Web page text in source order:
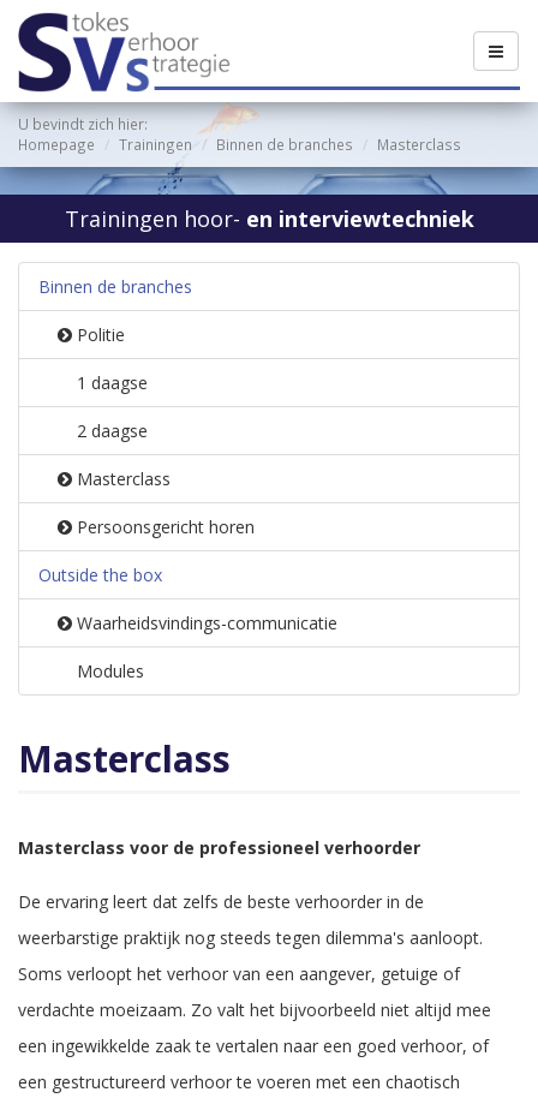
U bevindt zich hier:
Homepage
Trainingen Binnen de branches Masterclass
Trainingen hoor- en interviewtechniek
Binnen de branches
Politie
1 daagse
2 daagse
Masterclass
Persoonsgericht horen
Outside the box
Waarheidsvindings-communicatie
Modules
Masterclass
Masterclass voor de professioneel verhoorder
De ervaring leert dat zelfs de beste verhoorder in de
weerbarstige praktijk nog steeds tegen dilemma's aanloopt.
Soms verloopt het verhoor van een aangever, getuige of
verdachte moeizaam. Zo valt het bijvoorbeeld niet altijd mee
een ingewikkelde zaak te vertalen naar een goed verhoor, of
een gestructureerd verhoor te voeren met een chaotisch